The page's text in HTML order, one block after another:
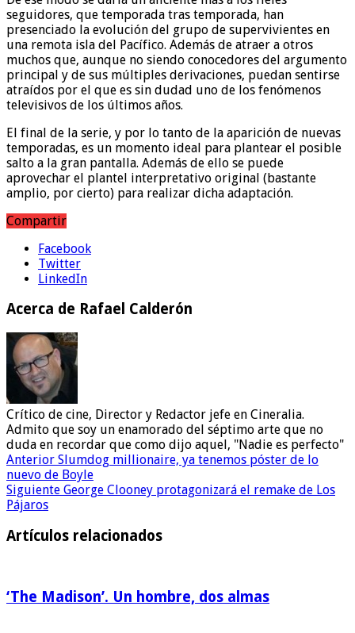
seguidores, que temporada tras temporada, han
presenciado la evolución del grupo de supervivientes en
una remota isla del Pacífico. Además de atraer a otros
muchos que, aunque no siendo conocedores del argumento
principal y de sus múltiples derivaciones, puedan sentirse
atraídos por el que es sin dudad uno de los fenómenos
televisivos de los últimos años.
El final de la serie, y por lo tanto de la aparición de nuevas
temporadas, es un momento ideal para plantear el posible
salto a la gran pantalla. Además de ello se puede
aprovechar el plantel interpretativo original (bastante
amplio, por cierto) para realizar dicha adaptación.
Compartir
Facebook
Twitter
LinkedIn
Acerca de Rafael Calderón
Crítico de cine, Director y Redactor jefe en Cineralia.
Admito que soy un enamorado del séptimo arte que no
duda en recordar que como dijo aquel, "Nadie es perfecto"
Anterior Slumdog millionaire, ya tenemos póster de lo
nuevo de Boyle
Siguiente George Clooney protagonizará el remake de Los
Pájaros
Artículos relacionados
‘The Madison’. Un hombre, dos almas